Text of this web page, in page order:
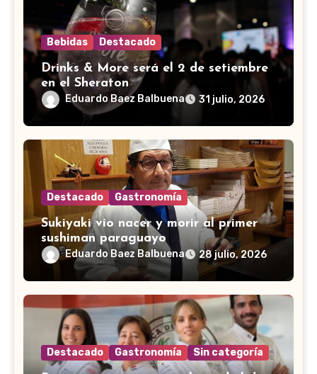
Bebidas Destacado
Drinks & More será el 2 de setiembre
en el Sheraton
Eduardo Baez Balbuena 31 julio, 2026
Destacado Gastronomía
Sukiyaki vio nacer y morir al primer
sushiman paraguayo
Eduardo Baez Balbuena 28 julio, 2026
Destacado Gastronomía Sin categoría